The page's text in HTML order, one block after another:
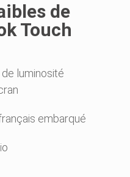
de
Touch
luminosité
embarqué